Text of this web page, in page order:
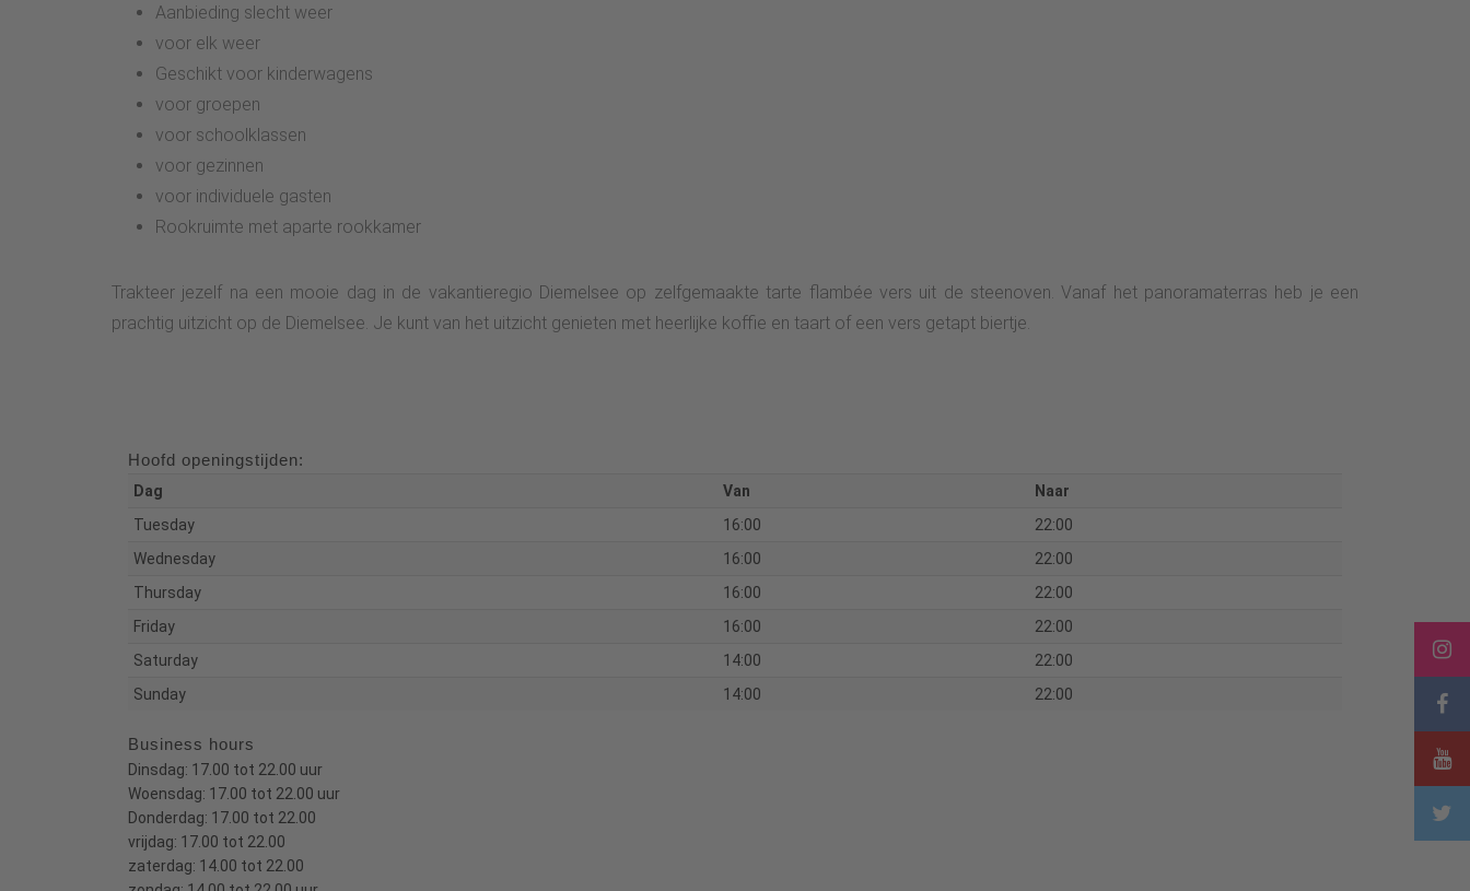
Aanbieding slecht weer
voor elk weer
Geschikt voor kinderwagens
voor groepen
voor schoolklassen
voor gezinnen
voor individuele gasten
Rookruimte met aparte rookkamer
Trakteer jezelf na een mooie dag in de vakantieregio Diemelsee op zelfgemaakte tarte flambée vers uit de steenoven. Vanaf het panoramaterras heb je een
prachtig uitzicht op de Diemelsee. Je kunt van het uitzicht genieten met heerlijke koffie en taart of een vers getapt biertje.
Hoofd openingstijden:
Dag Van
Naar
Tuesday
16:00
22:00
Wednesday
16:00
22:00
Thursday
16:00
22:00
Friday
16:00
22:00
Saturday
14:00
22:00
Sunday
14:00 22:00
Business hours
Dinsdag: 17.00 tot 22.00 uur
Woensdag: 17.00 tot 22.00 uur
Donderdag: 17.00 tot 22.00
vrijdag: 17.00 tot 22.00
zaterdag: 14.00 tot 22.00